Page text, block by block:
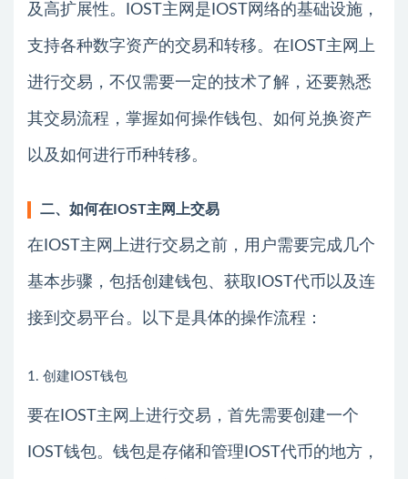
及高扩展性。IOST主网是IOST网络的基础设施，
支持各种数字资产的交易和转移。在IOST主网上
进行交易，不仅需要一定的技术了解，还要熟悉
其交易流程，掌握如何操作钱包、如何兑换资产
以及如何进行币种转移。
二、如何在IOST主网上交易
在IOST主网上进行交易之前，用户需要完成几个
基本步骤，包括创建钱包、获取IOST代币以及连
接到交易平台。以下是具体的操作流程：
1. 创建IOST钱包
要在IOST主网上进行交易，首先需要创建一个
IOST钱包。钱包是存储和管理IOST代币的地方，